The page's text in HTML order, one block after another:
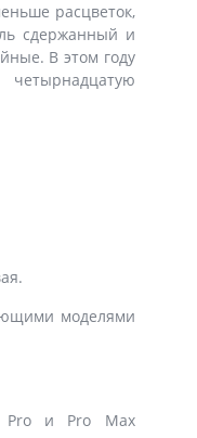
расцветок,
сдержанный и
В этом году
моделями
Pro и Pro Max